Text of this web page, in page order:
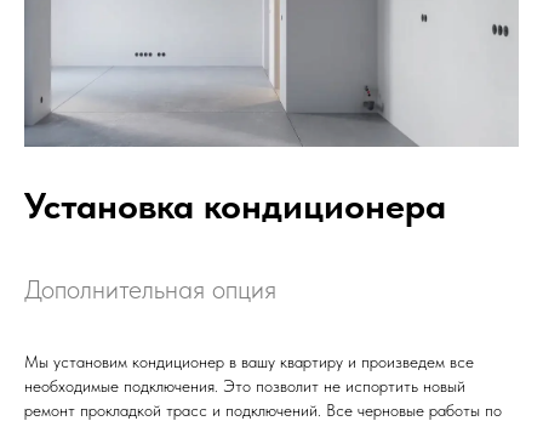
Установка кондиционера
Дополнительная опция
Мы установим кондиционер в вашу квартиру и произведем все
необходимые подключения. Это позволит не испортить новый
ремонт прокладкой трасс и подключений. Все черновые работы по